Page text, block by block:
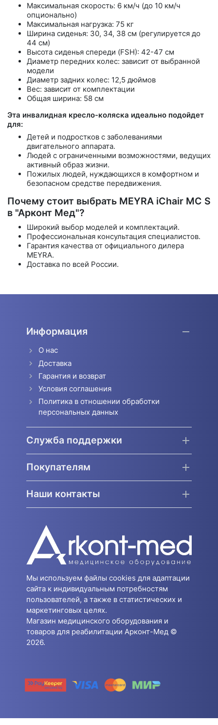
Максимальная скорость: 6 км/ч (до 10 км/ч
опционально)
Максимальная нагрузка: 75 кг
Ширина сиденья: 30, 34, 38 см (регулируется до
44 см)
Высота сиденья спереди (FSH): 42-47 см
Диаметр передних колес: зависит от выбранной
модели
Диаметр задних колес: 12,5 дюймов
Вес: зависит от комплектации
Общая ширина: 58 см
Эта инвалидная кресло-коляска идеально подойдет
для:
Детей и подростков с заболеваниями
двигательного аппарата.
Людей с ограниченными возможностями, ведущих
активный образ жизни.
Пожилых людей, нуждающихся в комфортном и
безопасном средстве передвижения.
Почему стоит выбрать MEYRA iChair MC S
в "Арконт Мед"?
Широкий выбор моделей и комплектаций.
Профессиональная консультация специалистов.
Гарантия качества от официального дилера
MEYRA.
Доставка по всей России.
Информация
О нас
Доставка
Гарантия и возврат
Условия соглашения
Политика в отношении обработки
персональных данных
Служба поддержки
Покупателям
Наши контакты
Мы используем файлы cookies для адаптации
сайта к индивидуальным потребностям
пользователей, а также в статистических и
маркетинговых целях.
Магазин медицинского оборудования и
товаров для реабилитации Арконт-Мед ©
2026.